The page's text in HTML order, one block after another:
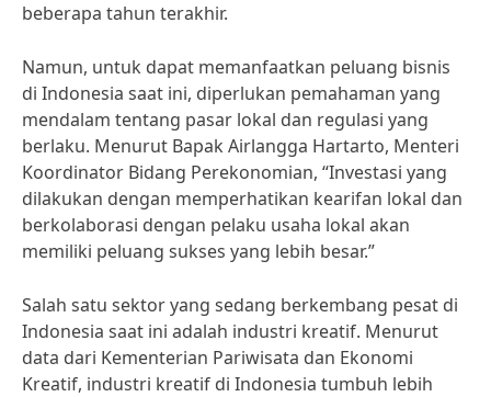
beberapa tahun terakhir.
Namun, untuk dapat memanfaatkan peluang bisnis
di Indonesia saat ini, diperlukan pemahaman yang
mendalam tentang pasar lokal dan regulasi yang
berlaku. Menurut Bapak Airlangga Hartarto, Menteri
Koordinator Bidang Perekonomian, “Investasi yang
dilakukan dengan memperhatikan kearifan lokal dan
berkolaborasi dengan pelaku usaha lokal akan
memiliki peluang sukses yang lebih besar.”
Salah satu sektor yang sedang berkembang pesat di
Indonesia saat ini adalah industri kreatif. Menurut
data dari Kementerian Pariwisata dan Ekonomi
Kreatif, industri kreatif di Indonesia tumbuh lebih